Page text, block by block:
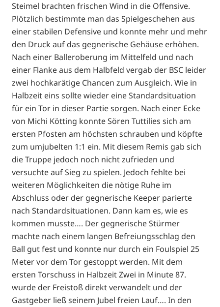
Steimel brachten frischen Wind in die Offensive.
Plötzlich bestimmte man das Spielgeschehen aus
einer stabilen Defensive und konnte mehr und mehr
den Druck auf das gegnerische Gehäuse erhöhen.
Nach einer Balleroberung im Mittelfeld und nach
einer Flanke aus dem Halbfeld vergab der BSC leider
zwei hochkarätige Chancen zum Ausgleich. Wie in
Halbzeit eins sollte wieder eine Standardsituation
für ein Tor in dieser Partie sorgen. Nach einer Ecke
von Michi Kötting konnte Sören Tuttilies sich am
ersten Pfosten am höchsten schrauben und köpfte
zum umjubelten 1:1 ein. Mit diesem Remis gab sich
die Truppe jedoch noch nicht zufrieden und
versuchte auf Sieg zu spielen. Jedoch fehlte bei
weiteren Möglichkeiten die nötige Ruhe im
Abschluss oder der gegnerische Keeper parierte
nach Standardsituationen. Dann kam es, wie es
kommen musste…. Der gegnerische Stürmer
machte nach einem langen Befreiungsschlag den
Ball gut fest und konnte nur durch ein Foulspiel 25
Meter vor dem Tor gestoppt werden. Mit dem
ersten Torschuss in Halbzeit Zwei in Minute 87.
wurde der Freistoß direkt verwandelt und der
Gastgeber ließ seinem Jubel freien Lauf…. In den